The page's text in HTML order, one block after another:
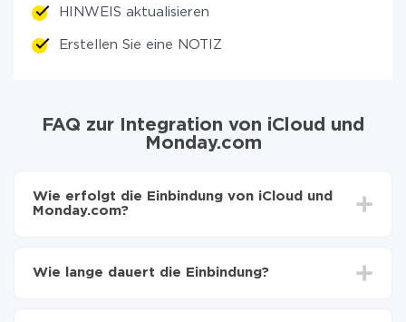
HINWEIS aktualisieren
Erstellen Sie eine NOTIZ
FAQ zur Integration von iCloud und
Monday.com
Wie erfolgt die Einbindung von iCloud und
Monday.com?
zu übertragen
Wie lange dauert die Einbindung?